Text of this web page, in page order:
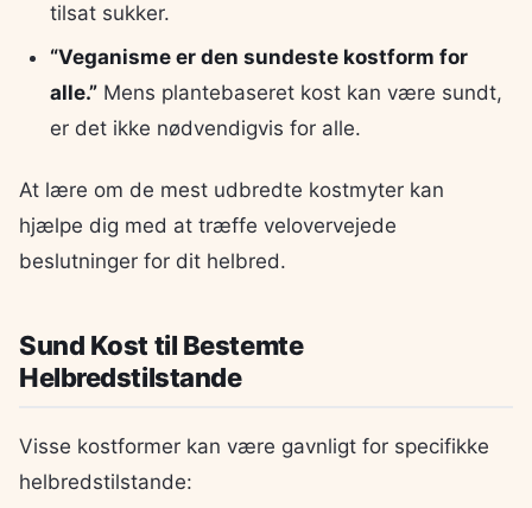
tilsat sukker.
“Veganisme er den sundeste kostform for
alle.”Mens plantebaseret kost kan være sundt,
er det ikke nødvendigvis for alle.
At lære om de mest udbredte kostmyter kan
hjælpe dig med at træffe velovervejede
beslutninger for dit helbred.
Sund Kost til Bestemte
Helbredstilstande
Visse kostformer kan være gavnligt for specifikke
helbredstilstande: